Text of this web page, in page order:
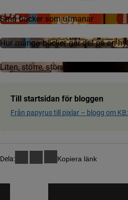
Små böcker som utmanar
Hur många böcker går det på en
Liten, större, störst i bokhyllan
Till startsidan för bloggen
Från papyrus till pixlar ­– blog­g om
Dela: Kopiera länk